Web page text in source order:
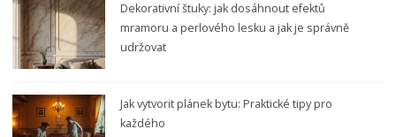
Dekorativní štuky: jak dosáhnout efektů
mramoru a perlového lesku a jak je správně
udržovat
Jak vytvorit plánek bytu: Praktické tipy pro
každého